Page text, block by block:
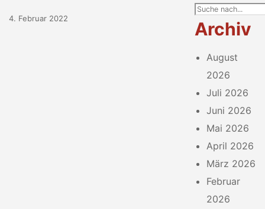
4. Februar 2022 Archiv
August
2026
Juli 2026
Juni 2026
Mai 2026
April 2026
März 2026
Februar
2026